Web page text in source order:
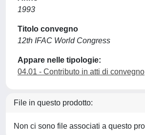
1993
Titolo convegno
12th IFAC World Congress
Appare nelle tipologie:
04.01 - Contributo in atti di convegno
File in questo prodotto:
Non ci sono file associati a questo